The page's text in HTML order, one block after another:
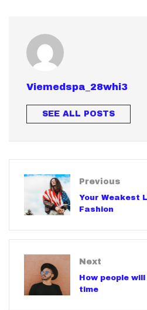
Viemedspa_28whi3
SEE ALL POSTS
Previous
Your Weakest
Fashion
Next
How people
time